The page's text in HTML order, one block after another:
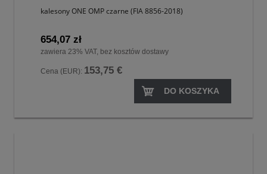
kalesony ONE OMP czarne (FIA 8856-2018)
654,07 zł
zawiera 23% VAT, bez kosztów dostawy
Cena (EUR): 153,75 €
DO KOSZYKA